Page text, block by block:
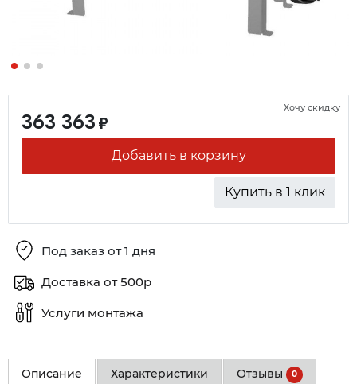
363 363 ₽
Добавить в корзину
Купить в 1 клик
Хочу скидку
Под заказ от 1 дня
Доставка от 500р
Услуги монтажа
Описание Характеристики Отзывы 0